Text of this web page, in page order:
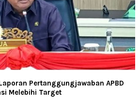
Pertanggungjawaban APBD
Melebihi Target